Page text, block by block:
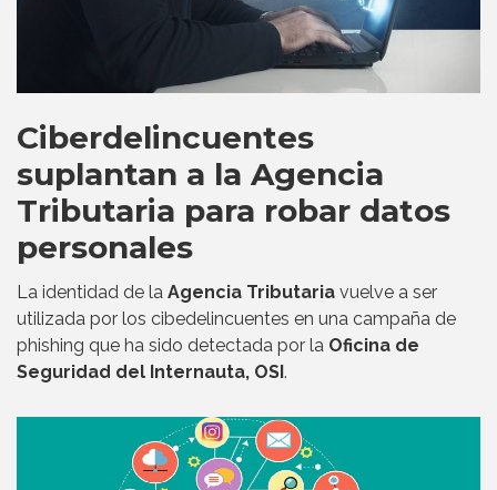
Ciberdelincuentes
suplantan a la Agencia
Tributaria para robar datos
personales
La identidad de la Agencia Tributaria vuelve a ser
utilizada por los cibedelincuentes en una campaña de
phishing que ha sido detectada por la Oficina de
Seguridad del Internauta, OSI.